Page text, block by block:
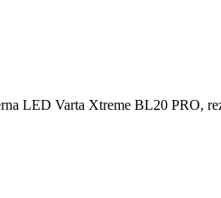
LED Varta Xtreme BL20 PRO,